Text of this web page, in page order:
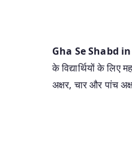
Gha Se Shabd
के विद्यार्थियों के
अक्षर, चार और पांच